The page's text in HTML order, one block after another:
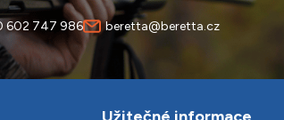
602 747 986 beretta@beretta.cz